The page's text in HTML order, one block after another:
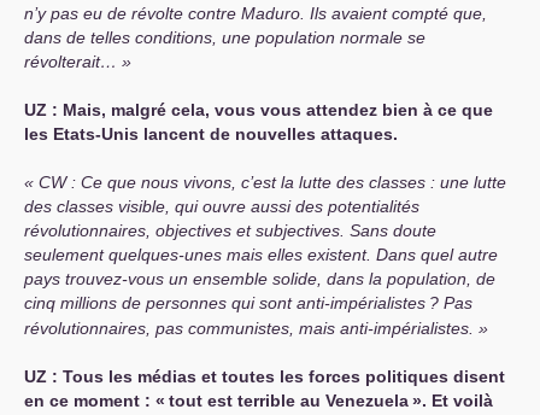
n’y pas eu de révolte contre Maduro. Ils avaient compté que,
dans de telles conditions, une population normale se
révolterait…
UZ : Mais, malgré cela, vous vous attendez bien à ce que
les Etats-Unis lancent de nouvelles attaques.
CW: Ce que nous vivons, c’est la lutte des classes : une lutte
des classes visible, qui ouvre aussi des potentialités
révolutionnaires, objectives et subjectives. Sans doute
seulement quelques-unes mais elles existent. Dans quel autre
pays trouvez-vous un ensemble solide, dans la population, de
cinq millions de personnes qui sont anti-impérialistes ? Pas
révolutionnaires, pas communistes, mais anti-impérialistes.
UZ : Tous les médias et toutes les forces politiques disent
en ce moment : « tout est terrible au Venezuela». Et voilà